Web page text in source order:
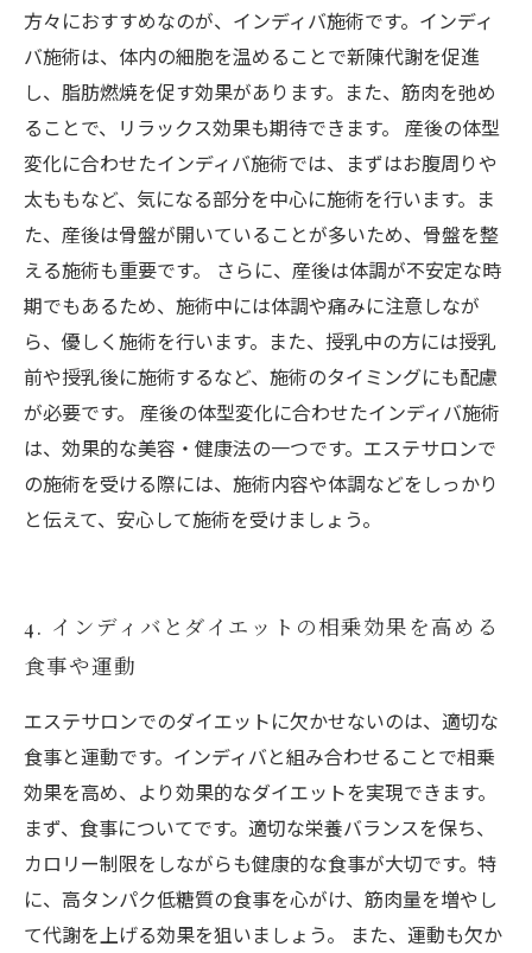
方々におすすめなのが、インディバ施術です。インディ
バ施術は、体内の細胞を温めることで新陳代謝を促進
し、脂肪燃焼を促す効果があります。また、筋肉を弛め
ることで、リラックス効果も期待できます。 産後の体型
変化に合わせたインディバ施術では、まずはお腹周りや
太ももなど、気になる部分を中心に施術を行います。ま
た、産後は骨盤が開いていることが多いため、骨盤を整
える施術も重要です。 さらに、産後は体調が不安定な時
期でもあるため、施術中には体調や痛みに注意しなが
ら、優しく施術を行います。また、授乳中の方には授乳
前や授乳後に施術するなど、施術のタイミングにも配慮
が必要です。 産後の体型変化に合わせたインディバ施術
は、効果的な美容・健康法の一つです。エステサロンで
の施術を受ける際には、施術内容や体調などをしっかり
と伝えて、安心して施術を受けましょう。
4. インディバとダイエットの相乗効果を高める
食事や運動
エステサロンでのダイエットに欠かせないのは、適切な
食事と運動です。インディバと組み合わせることで相乗
効果を高め、より効果的なダイエットを実現できます。
まず、食事についてです。適切な栄養バランスを保ち、
カロリー制限をしながらも健康的な食事が大切です。特
に、高タンパク低糖質の食事を心がけ、筋肉量を増やし
て代謝を上げる効果を狙いましょう。 また、運動も欠か